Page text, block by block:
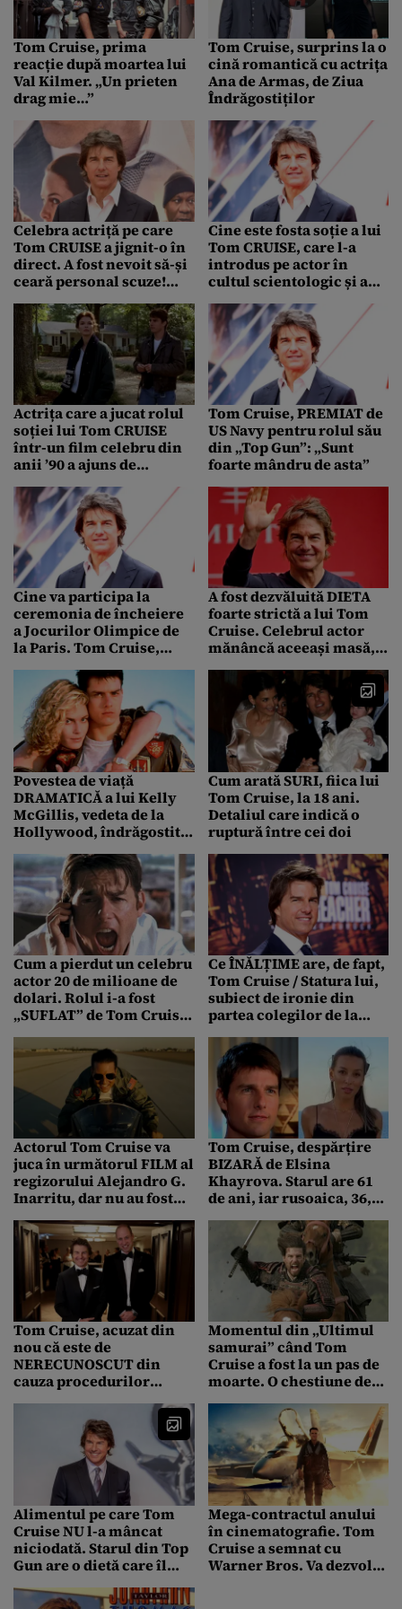
Tom Cruise, prima
reacție după moartea lui
Val Kilmer. „Un prieten
drag mie…”
Tom Cruise, surprins la o
cină romantică cu actrița
Ana de Armas, de Ziua
Îndrăgostiților
Celebra actriță pe care
Tom CRUISE a jignit-o în
direct. A fost nevoit să-și
ceară personal scuze!
Cine este fosta soție a lui
Tom CRUISE, care l-a
introdus pe actor în
cultul scientologic și a
uimitoare despre viața
lor sexuală
Actrița care a jucat rolul
soției lui Tom CRUISE
într-un film celebru din
anii ’90 a ajuns de
acum „Abby McDeere”
Tom Cruise, PREMIAT de
US Navy pentru rolul său
din „Top Gun”: „Sunt
foarte mândru de asta”
Cine va participa la
ceremonia de încheiere
a Jocurilor Olimpice de
la Paris. Tom Cruise,
printre invitați
A fost dezvăluită DIETA
foarte strictă a lui Tom
Cruise. Celebrul actor
mănâncă aceeași masă,
oriunde merge
Povestea de viață
DRAMATICĂ a lui Kelly
McGillis, vedeta de la
Hollywood, îndrăgostită
în filmul Top Gun
Cum arată SURI, fiica lui
Tom Cruise, la 18 ani.
Detaliul care indică o
ruptură între cei doi
Cum a pierdut un celebru
actor 20 de milioane de
dolari. Rolul i-a fost
„SUFLAT” de Tom Cruise!
Ce ÎNĂLȚIME are, de fapt,
Tom Cruise / Statura lui,
subiect de ironie din
partea colegilor de la
Actorul Tom Cruise va
juca în următorul FILM al
regizorului Alejandro G.
Inarritu, dar nu au fost
proiect
Tom Cruise, despărțire
BIZARĂ de Elsina
Khayrova. Starul are 61
de ani, iar rusoaica, 36,
motivul separării
Tom Cruise, acuzat din
nou că este de
NERECUNOSCUT din
cauza procedurilor
au stârnit controverse
Momentul din „Ultimul
samurai” când Tom
Cruise a fost la un pas de
moarte. O chestiune de
Alimentul pe care Tom
Cruise NU l-a mâncat
niciodată. Starul din Top
Gun are o dietă care îl
tânăr
Mega-contractul anului
în cinematografie. Tom
Cruise a semnat cu
Warner Bros. Va dezvolta